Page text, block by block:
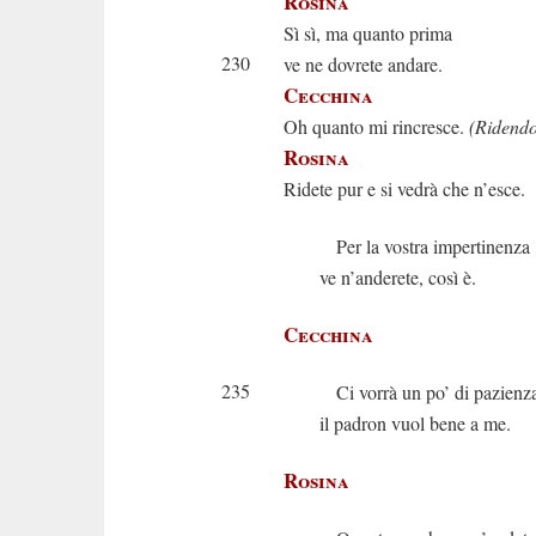
Sì sì, ma quanto prima
230
ve ne dovrete andare.
Cecchina
Oh quanto mi rincresce.
Rosina
Ridete pur e si vedrà che n’esce.
Per la vostra impertinenza
ve n’anderete, così è.
Cecchina
235
Ci vorrà un po’ di
il padron vuol bene a me.
Rosina